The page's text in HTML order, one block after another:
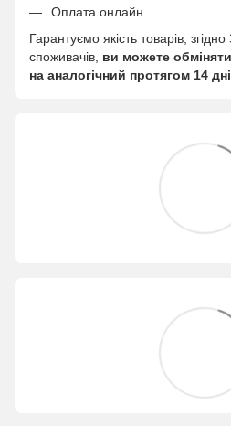
Оплата онлайн
Гарантуємо якість товарів,
споживачів, ви можете
на аналогічний протягом 14